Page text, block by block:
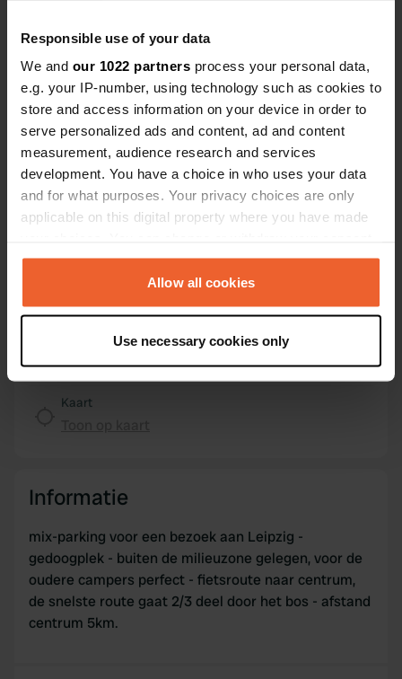
Responsible use of your data
We and our 1022 partners process your personal data,
e.g. your IP-number, using technology such as cookies to
store and access information on your device in order to
serve personalized ads and content, ad and content
measurement, audience research and services
development. You have a choice in who uses your data
and for what purposes. Your privacy choices are only
applicable on this digital property where you have made
any time from the Cookie Declaration or by clicking on
the Privacy trigger icon.
Collect information about your geographical location
which can be accurate to within several meters
We use cookies to personalise content and ads, to
We also share information about your use of our site with
our social media, advertising and analytics partners who
may combine it with other information that you’ve
provided to them or that they’ve collected from your use
of their services.
Allow all cookies
Use necessary cookies only
Contact
Locatie
Ziegeleiweg 1
04416, Markkleeberg, Duitsland
Coördinaten
51° 17' 35" N 12° 21' 13" E
Kopiëren
Kopiëren
Upgrade naarPRO+
voor alle contactgegevens
Kaart
Informatie
mix-parking voor een bezoek aan Leipzig -
gedoogplek - buiten de milieuzone gelegen, voor de
oudere campers perfect - fietsroute naar centrum,
de snelste route gaat 2/3 deel door het bos - afstand
centrum 5km.